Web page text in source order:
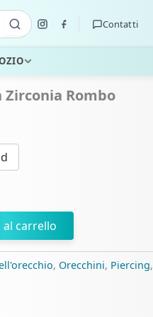
Contatti
Rombo
carrello
, Orecchini, Piercing,